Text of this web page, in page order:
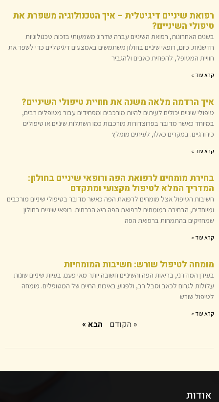
רפואת שיניים דיגיטלית – איך הטכנולוגיה משפרת את
טיפולי השיניים?
בשנים האחרונות, רפואת השיניים עברה שדרוג משמעותי בזכות טכנולוגיות
חדשניות. כיום, רופאי שיניים בחולון משתמשים באמצעים דיגיטליים כדי לשפר את
חוויית המטופל, להפחית כאבים ולהגביר
קרא עוד »
איך הרדמה מלאה משנה את חוויית טיפולי השיניים?
טיפולי שיניים יכולים לעיתים להיות מורכבים ומפחידים עבור מטופלים רבים,
במיוחד כאשר מדובר בפרוצדורות מורכבות כמו השתלות שיניים או טיפולים
כירורגיים. במקרים כאלו, לעיתים מומלץ
קרא עוד »
בחירת מומחים לרפואת הפה ורופאי שיניים בחולון:
המדריך המלא לטיפול מקצועי ומתקדם
חשיבות הטיפול אצל מומחים לרפואת הפה כאשר מדובר בטיפולי שיניים מורכבים
ומיוחדים, הבחירה במומחים לרפואת הפה היא הכרחית. רופאי שיניים בחולון
שמחזיקים בהתמחות ברפואת הפה
קרא עוד »
מומחה לטיפול שורש: חשיבות המומחיות
בעידן המודרני, בריאות הפה והשיניים חשובה יותר מאי פעם. בעיות שיניים שונות
עלולות לגרום לכאב וסבל רב, ולפגוע באיכות החיים של המטופלים. מומחה
לטיפול שורש
קרא עוד »
« הקודם הבא »
אודות